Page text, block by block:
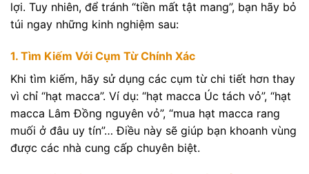
lợi. Tuy nhiên, để tránh “tiền mất tật mang”, bạn hãy bỏ
túi ngay những kinh nghiệm sau:
1. Tìm Kiếm Với Cụm Từ Chính Xác
Khi tìm kiếm, hãy sử dụng các cụm từ chi tiết hơn thay
vì chỉ “hạt macca”. Ví dụ: “hạt macca Úc tách vỏ”, “hạt
macca Lâm Đồng nguyên vỏ”, “mua hạt macca rang
muối ở đâu uy tín”… Điều này sẽ giúp bạn khoanh vùng
được các nhà cung cấp chuyên biệt.